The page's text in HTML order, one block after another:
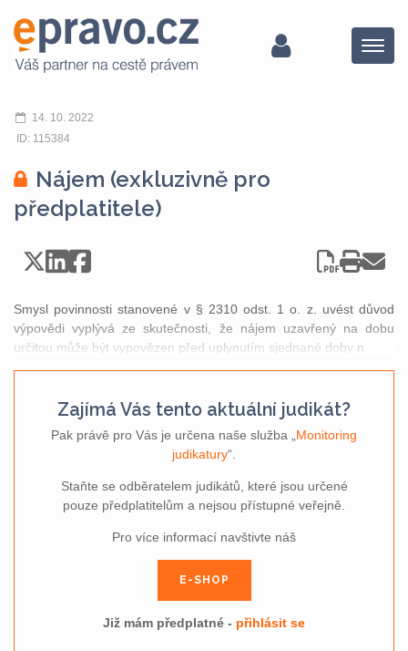
Menu
14. 10. 2022
ID: 115384
Nájem (exkluzivně pro
předplatitele)
Smysl povinnosti stanovené v § 2310 odst. 1 o. z. uvést důvod
výpovědi vyplývá ze skutečnosti, že nájem uzavřený na dobu
určitou může být vypovězen před uplynutím sjednané doby n
Zajímá Vás tento aktuální judikát?
Pak právě pro Vás je určena naše služba „ Monitoring
judikatury“.
Staňte se odběratelem judikátů, které jsou určené
pouze předplatitelům a nejsou přístupné veřejně.
Pro více informací navštivte náš
E-SHOP
Již mám předplatné - přihlásit se